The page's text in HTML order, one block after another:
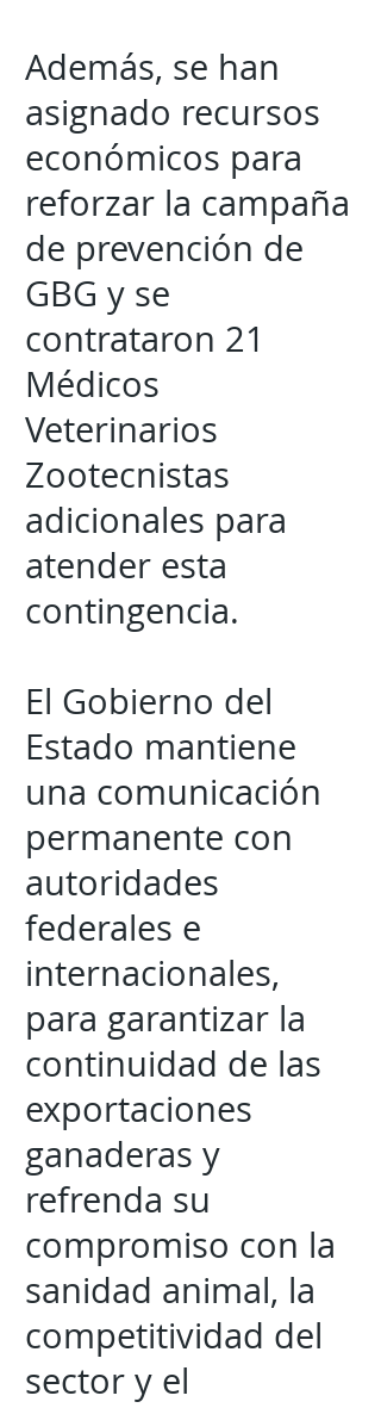
Además, se han
asignado recursos
económicos para
reforzar la campaña
de prevención de
GBG y se
contrataron 21
Médicos
Veterinarios
Zootecnistas
adicionales para
atender esta
contingencia.
El Gobierno del
Estado mantiene
una comunicación
permanente con
autoridades
federales e
internacionales,
para garantizar la
continuidad de las
exportaciones
ganaderas y
refrenda su
compromiso con la
sanidad animal, la
competitividad del
sector y el